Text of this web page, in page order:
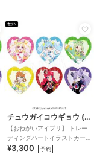
チュウガイコウギョウ (Chugai Mining)
【おねがいアイプリ】 トレー
ディングハートイラストカー
ド （1SET/6個入り）
¥3,300 予約